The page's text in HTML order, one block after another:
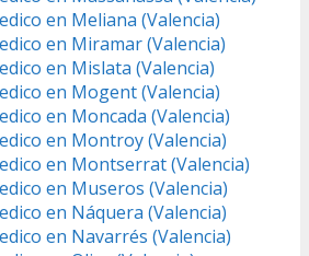
en Meliana (Valencia)
en Miramar (Valencia)
en Mislata (Valencia)
en Mogent (Valencia)
en Moncada (Valencia)
en Montroy (Valencia)
en Montserrat (Valencia)
en Museros (Valencia)
en Náquera (Valencia)
en Navarrés (Valencia)